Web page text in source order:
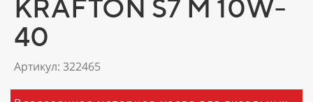
KRAFTON S7 M 10W-
40
Артикул: 322465